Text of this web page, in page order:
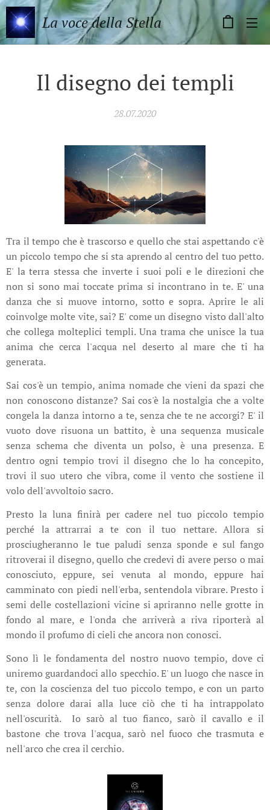
La voce della Stella
Il disegno dei templi
28.07.2020
Tra il tempo che è trascorso e quello che stai aspettando c'è
un piccolo tempo che si sta aprendo al centro del tuo petto.
E' la terra stessa che inverte i suoi poli e le direzioni che
non si sono mai toccate prima si incontrano in te. E' una
danza che si muove intorno, sotto e sopra. Aprire le ali
coinvolge molte vite, sai? E' come un disegno visto dall'alto
che collega molteplici templi. Una trama che unisce la tua
anima che cerca l'acqua nel deserto al mare che ti ha
generata.
Sai cos'è un tempio, anima nomade che vieni da spazi che
non conoscono distanze? Sai cos'è la nostalgia che a volte
congela la danza intorno a te, senza che te ne accorgi? E' il
vuoto dove risuona un battito, è una sequenza musicale
senza schema che diventa un polso, è una presenza. E
dentro ogni tempio trovi il disegno che lo ha concepito,
trovi il suo utero che vibra, come il vento che sostiene il
volo dell'avvoltoio sacro.
Presto la luna finirà per cadere nel tuo piccolo tempio
perché la attrarrai a te con il tuo nettare. Allora si
prosciugheranno le tue paludi senza sponde e sul fango
ritroverai il disegno, quello che credevi di avere perso o mai
conosciuto, eppure, sei venuta al mondo, eppure hai
camminato con piedi nell'erba, sentendola vibrare. Presto i
semi delle costellazioni vicine si apriranno nelle grotte in
fondo al mare, e l'onda che arriverà a riva riporterà al
mondo il profumo di cieli che ancora non conosci.
Sono lì le fondamenta del nostro nuovo tempio, dove ci
uniremo guardandoci allo specchio. E' un luogo che nasce in
te, con la coscienza del tuo piccolo tempo, e con un parto
senza dolore darai alla luce ciò che ti ha intrappolato
nell'oscurità. Io sarò al tuo fianco, sarò il cavallo e il
bastone che trova l'acqua, sarò nel fuoco che trasmuta e
nell'arco che crea il cerchio.